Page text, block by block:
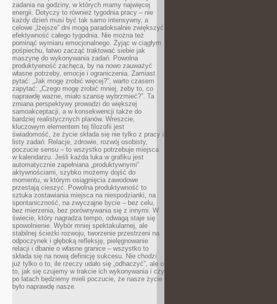
zadania na godziny, w których mamy najwięcej
energii. Dotyczy to również tygodnia pracy – nie
każdy dzień musi być tak samo intensywny, a
celowe „lżejsze” dni mogą paradoksalnie zwiększyć
efektywność całego tygodnia. Nie można też
pominąć wymiaru emocjonalnego. Żyjąc w ciągłym
pośpiechu, łatwo zacząć traktować siebie jak
maszynę do wykonywania zadań. Powolna
produktywność zachęca, by na nowo zauważyć
własne potrzeby, emocje i ograniczenia. Zamiast
pytać: „Jak mogę zrobić więcej?”, warto czasem
zapytać: „Czego mogę zrobić mniej, żeby to, co
naprawdę ważne, miało szansę wybrzmieć?”. Ta
zmiana perspektywy prowadzi do większej
samoakceptacji, a w konsekwencji także do
bardziej realistycznych planów. Wreszcie,
kluczowym elementem tej filozofii jest
świadomość, że życie składa się nie tylko z pracy i
listy zadań. Relacje, zdrowie, rozwój osobisty,
poczucie sensu – to wszystko potrzebuje miejsca
w kalendarzu. Jeśli każda luka w grafiku jest
automatycznie zapełniana „produktywnymi”
aktywnościami, szybko możemy dojść do
momentu, w którym osiągnięcia zawodowe
przestają cieszyć. Powolna produktywność to
sztuka zostawiania miejsca na niespodzianki, na
spontaniczność, na zwyczajne bycie – bez celu,
bez mierzenia, bez porównywania się z innymi. W
świecie, który nagradza tempo, odwagą staje się
spowolnienie. Wybór mniej spektakularnej, ale
stabilnej ścieżki rozwoju, tworzenie przestrzeni na
odpoczynek i głęboką refleksję, pielęgnowanie
relacji i dbanie o własne granice – wszystko to
składa się na nową definicję sukcesu. Nie chodzi
już tylko o to, ile rzeczy udało się „odhaczyć”, ale o
to, jak się czujemy w trakcie ich wykonywania i czy
po latach będziemy mieli poczucie, że nasze życie
było naprawdę nasze.